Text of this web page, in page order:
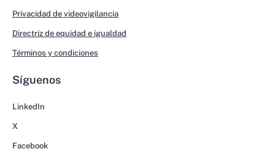
Privacidad de videovigilancia
Directriz de equidad e igualdad
Términos y condiciones
Síguenos
LinkedIn
X
Facebook